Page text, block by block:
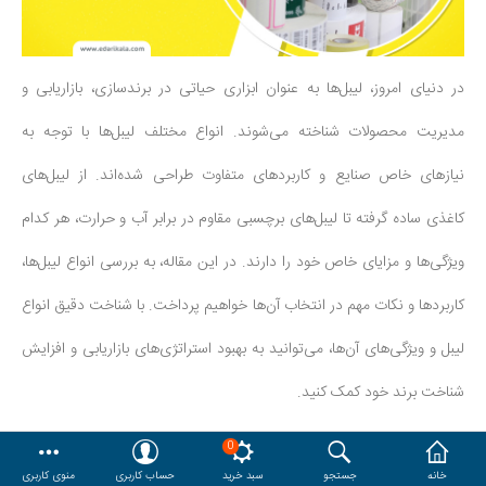
هدایا و ست مدیریتی
وایت برد و تابلو اعلانات
مقایسه محصولات مورد علاقه
دسترسی کاربری حساب کاربری
خانه جستجو
0
سبد خرید
حساب کاربری منوی کاربری
در دنیای امروز، لیبل‌ها به عنوان ابزاری حیاتی در برندسازی، بازاریابی و
مدیریت محصولات شناخته می‌شوند. انواع مختلف لیبل‌ها با توجه به
نیازهای خاص صنایع و کاربردهای متفاوت طراحی شده‌اند. از لیبل‌های
کاغذی ساده گرفته تا لیبل‌های برچسبی مقاوم در برابر آب و حرارت، هر کدام
ویژگی‌ها و مزایای خاص خود را دارند. در این مقاله، به بررسی انواع لیبل‌ها،
کاربردها و نکات مهم در انتخاب آن‌ها خواهیم پرداخت. با شناخت دقیق انواع
لیبل و ویژگی‌های آن‌ها، می‌توانید به بهبود استراتژی‌های بازاریابی و افزایش
شناخت برند خود کمک کنید.
لیبل چیست و چه کاربردی دارد ؟